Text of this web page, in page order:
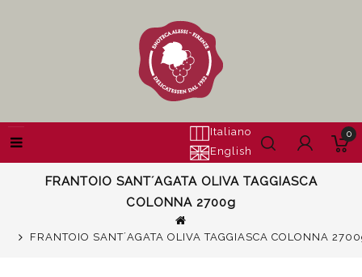
Italiano
English
0
FRANTOIO SANT´AGATA OLIVA TAGGIASCA
COLONNA 2700g
FRANTOIO SANT´AGATA OLIVA TAGGIASCA COLONNA